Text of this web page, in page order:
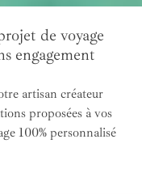
de voyage
engagement
artisan créateur
proposées à vos
100% personnalisé